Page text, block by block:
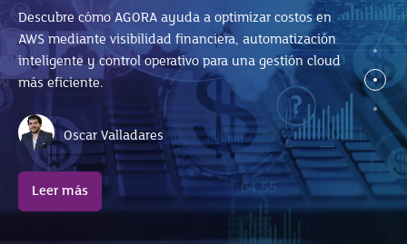
José Luis Ramírez
Descubre cómo AGORA ayuda a optimizar costos en
AWS mediante visibilidad financiera, automatización
inteligente y control operativo para una gestión cloud
más eficiente.
Oscar Valladares
Leer más
Descubre cómo SAP Business Technology Platform (SAP
BTP) impulsa la innovación, integra sistemas y potencia
SAP S/4HANA sin afectar el ERP.
Leer más